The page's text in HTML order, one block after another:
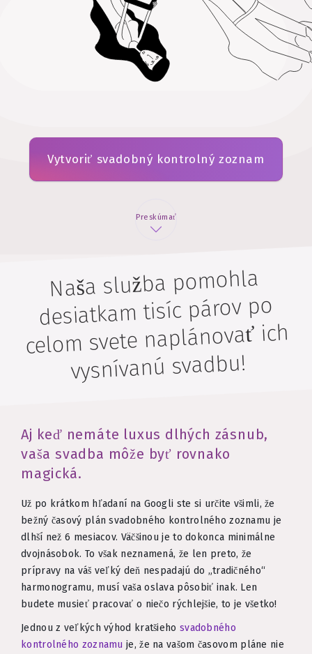
Vytvoriť svadobný kontrolný zoznam
Preskúmať
Naša služba pomohla
desiatkam tisíc párov po
celom svete naplánovať ich
vysnívanú svadbu!
Aj keď nemáte luxus dlhých zásnub,
vaša svadba môže byť rovnako
magická.
Už po krátkom hľadaní na Googli ste si určite všimli, že
bežný časový plán svadobného kontrolného zoznamu je
dlhší než 6 mesiacov. Väčšinou je to dokonca minimálne
dvojnásobok. To však neznamená, že len preto, že
prípravy na váš veľký deň nespadajú do „tradičného“
harmonogramu, musí vaša oslava pôsobiť inak. Len
budete musieť pracovať o niečo rýchlejšie, to je všetko!
Jednou z veľkých výhod kratšieho svadobného
kontrolného zoznamu je, že na vašom časovom pláne nie